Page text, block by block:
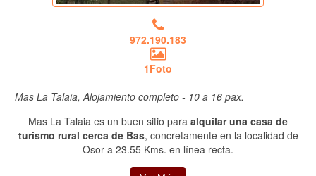
972.190.183
1Foto
Mas La Talaia, Alojamiento completo - 10 a 16 pax.
Mas La Talaia es un buen sitio para alquilar una casa de
turismo rural cerca de Bas, concretamente en la localidad de
Osor a 23.55 Kms. en línea recta.